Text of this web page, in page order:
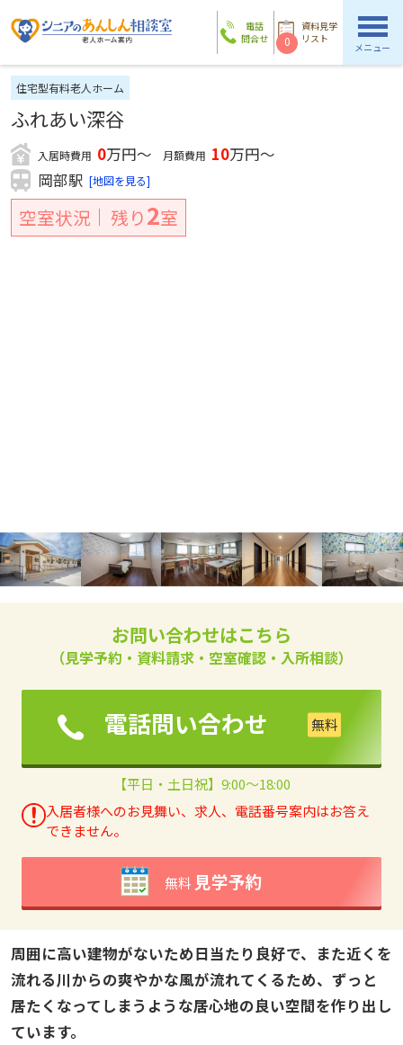
電話
問合せ
資料見学
リスト
0 メニュー
住宅型有料老人ホーム
ふれあい深谷
入居時費用 0万円～ 月額費用 10万円～
岡部駅 [地図を見る]
空室状況 残り2室
お問い合わせはこちら
（見学予約・資料請求・空室確認・入所相談）
電話問い合わせ
【平日・土日祝】9:00～18:00
入居者様へのお見舞い、求人、電話番号案内はお答え
できません。
無料 見学予約
周囲に高い建物がないため日当たり良好で、また近くを
流れる川からの爽やかな風が流れてくるため、ずっと
居たくなってしまうような居心地の良い空間を作り出し
ています。